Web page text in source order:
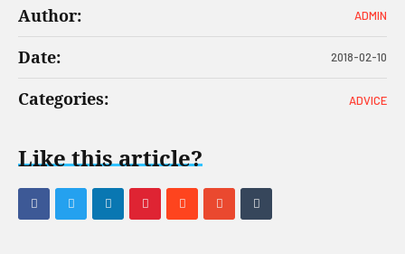
Author: ADMIN
Date: 2018-02-10
Categories: ADVICE
Like this article?